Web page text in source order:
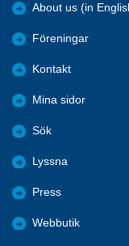
About us (in
Föreningar
Kontakt
Mina sidor
Sök
Lyssna
Press
Webbutik